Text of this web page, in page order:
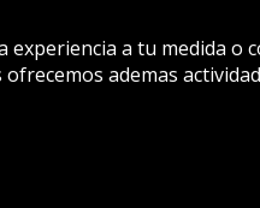
experiencia a tu medida o
ademas